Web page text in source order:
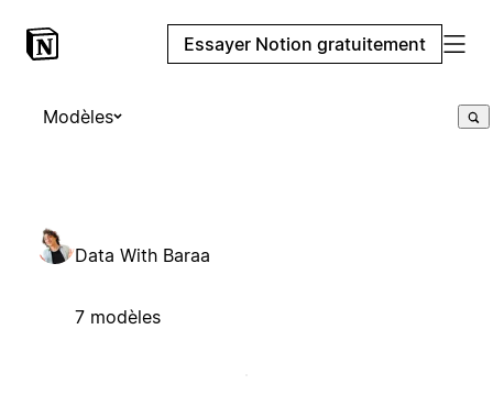
Essayer Notion gratuitement
Modèles
Data With Baraa
7 modèles